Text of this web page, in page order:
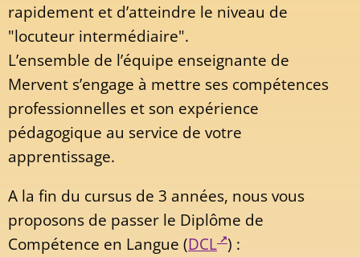
rapidement et d’atteindre le niveau de
"locuteur intermédiaire".
L’ensemble de l’équipe enseignante de
Mervent s’engage à mettre ses compétences
professionnelles et son expérience
pédagogique au service de votre
apprentissage.
A la fin du cursus de 3 années, nous vous
proposons de passer le Diplôme de
Compétence en Langue (DCL ) :